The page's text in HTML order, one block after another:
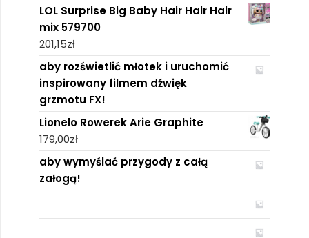
LOL Surprise Big Baby Hair Hair Hair
mix 579700
201,15zł
aby rozświetlić młotek i uruchomić
inspirowany filmem dźwięk
grzmotu FX!
Lionelo Rowerek Arie Graphite
179,00zł
aby wymyślać przygody z całą
załogą!